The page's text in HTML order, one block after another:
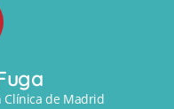
Clínica de Madrid